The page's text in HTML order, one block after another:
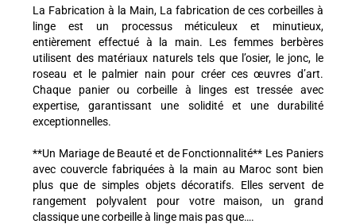
La Fabrication à la Main, La fabrication de ces corbeilles à
linge est un processus méticuleux et minutieux,
entièrement effectué à la main. Les femmes berbères
utilisent des matériaux naturels tels que l’osier, le jonc, le
roseau et le palmier nain pour créer ces œuvres d’art.
Chaque panier ou corbeille à linges est tressée avec
expertise, garantissant une solidité et une durabilité
exceptionnelles.
**Un Mariage de Beauté et de Fonctionnalité** Les Paniers
avec couvercle fabriquées à la main au Maroc sont bien
plus que de simples objets décoratifs. Elles servent de
rangement polyvalent pour votre maison, un grand
classique une corbeille à linge mais pas que….